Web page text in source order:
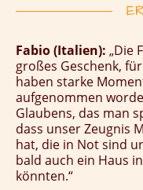
Fabio (Italien): „Die
großes Geschenk,
haben starke
aufgenommen
Glaubens, das man
dass unser Zeugnis
hat, die in Not sind
bald auch ein Haus
könnten.“